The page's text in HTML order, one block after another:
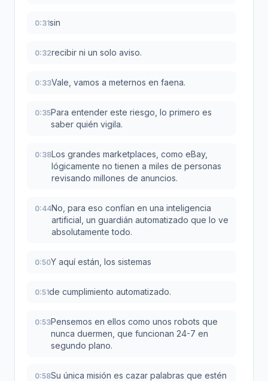
0:31sin
0:32recibir ni un solo aviso.
0:33Vale, vamos a meternos en faena.
0:35Para entender este riesgo, lo primero es
saber quién vigila.
0:38Los grandes marketplaces, como eBay,
lógicamente no tienen a miles de personas
revisando millones de anuncios.
0:44No, para eso confían en una inteligencia
artificial, un guardián automatizado que lo ve
absolutamente todo.
0:50Y aquí están, los sistemas
0:51de cumplimiento automatizado.
0:53Pensemos en ellos como unos robots que
nunca duermen, que funcionan 24-7 en
segundo plano.
0:58Su única misión es cazar palabras que estén